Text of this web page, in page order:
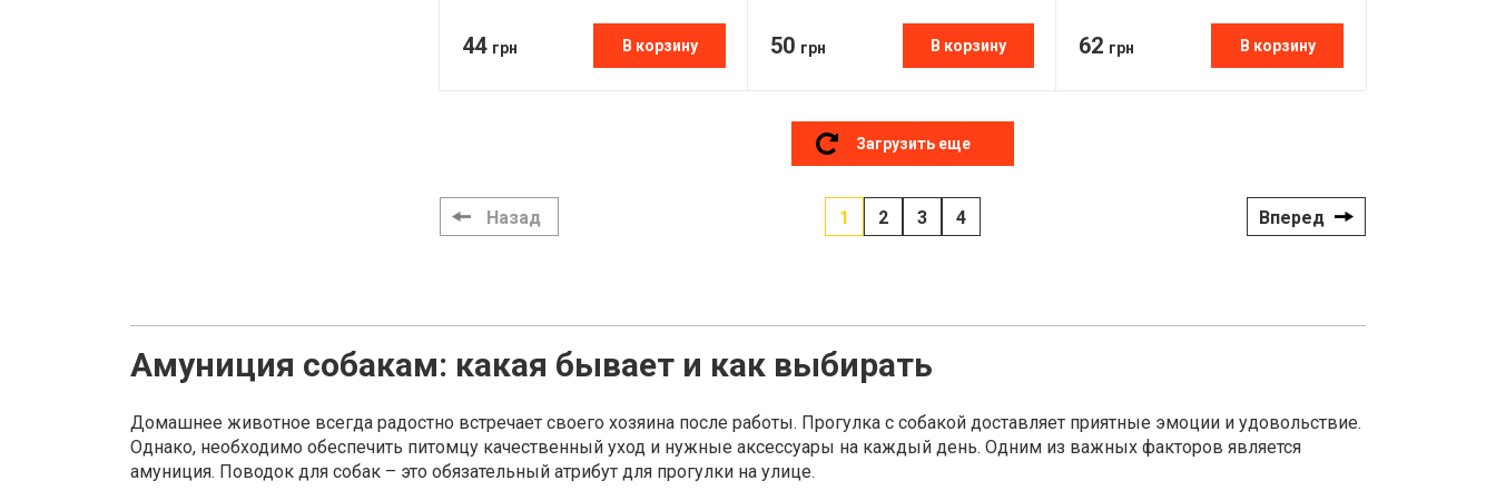
44 грн В корзину 50 грн В корзину 62 грн В корзину
Загрузить еще
Назад 1 2 3 4 Вперед
Амуниция собакам: какая бывает и как выбирать
Домашнее животное всегда радостно встречает своего хозяина после работы. Прогулка с собакой доставляет приятные эмоции и удовольствие.
Однако, необходимо обеспечить питомцу качественный уход и нужные аксессуары на каждый день. Одним из важных факторов является
амуниция. Поводок для собак – это обязательный атрибут для прогулки на улице.